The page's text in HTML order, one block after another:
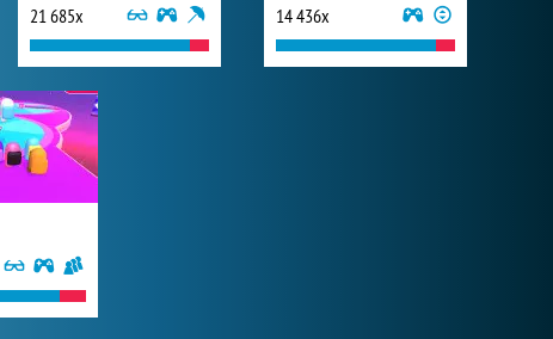
21 685x 14 436x